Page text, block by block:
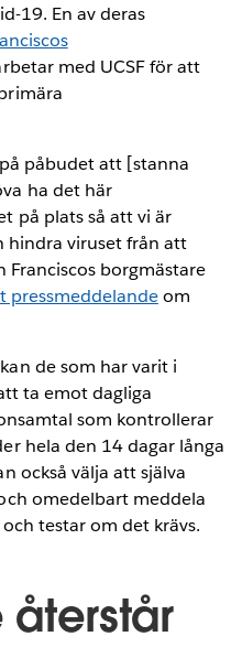
19. En av deras
med UCSF för att
påbudet att [stanna
ha det här
på plats så att vi är
hindra viruset från att
Franciscos borgmästare
pressmeddelandeom
de som har varit i
ta emot dagliga
som kontrollerar
hela den 14 dagar långa
också välja att själva
omedelbart meddela
testar om det krävs.
återstår